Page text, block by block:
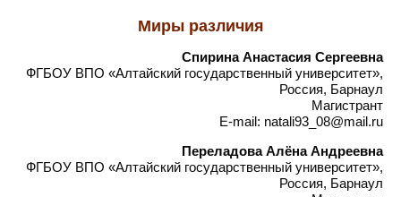
Миры различия
Спирина Анастасия Сергеевна
ФГБОУ ВПО «Алтайский государственный университет»,
Россия, Барнаул
Магистрант
E-mail: natali93_08@mail.ru
Переладова Алёна Андреевна
ФГБОУ ВПО «Алтайский государственный университет»,
Россия, Барнаул